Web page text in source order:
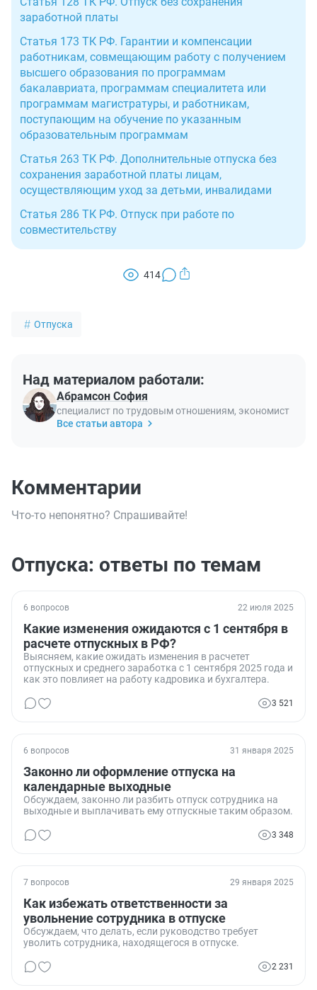
заработной платы
Статья 173 ТК РФ. Гарантии и компенсации
работникам, совмещающим работу с получением
высшего образования по программам
бакалавриата, программам специалитета или
программам магистратуры, и работникам,
поступающим на обучение по указанным
образовательным программам
Статья 263 ТК РФ. Дополнительные отпуска без
сохранения заработной платы лицам,
осуществляющим уход за детьми, инвалидами
Статья 286 ТК РФ. Отпуск при работе по
совместительству
414
Отпуска
Над материалом работали:
Абрамсон София
специалист по трудовым отношениям, экономист
Все статьи автора
Комментарии
Что-то непонятно? Спрашивайте!
Отпуска: ответы по темам
6 вопросов 22 июля 2025
Какие изменения ожидаются с 1 сентября в
расчете отпускных в РФ?
Выясняем, какие ожидать изменения в расчетет
отпускных и среднего заработка с 1 сентября 2025 года и
как это повлияет на работу кадровика и бухгалтера.
3 521
6 вопросов 31 января 2025
Законно ли оформление отпуска на
календарные выходные
Обсуждаем, законно ли разбить отпуск сотрудника на
выходные и выплачивать ему отпускные таким образом.
3 348
7 вопросов 29 января 2025
Как избежать ответственности за
увольнение сотрудника в отпуске
Обсуждаем, что делать, если руководство требует
уволить сотрудника, находящегося в отпуске.
2 231